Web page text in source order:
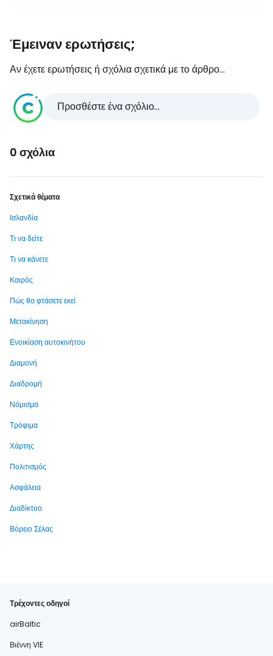
Έμειναν ερωτήσεις;
Αν έχετε ερωτήσεις ή σχόλια σχετικά με το άρθρο...
Προσθέστε ένα σχόλιο...
0 σχόλια
Σχετικά θέματα
Ισλανδία
Τι να δείτε
Τι να κάνετε
Καιρός
Πώς θα φτάσετε εκεί
Μετακίνηση
Ενοικίαση αυτοκινήτου
Διαμονή
Διαδρομή
Νόμισμα
Τρόφιμα
Χάρτης
Πολιτισμός
Ασφάλεια
Διαδίκτυο
Βόρειο Σέλας
Τρέχοντες οδηγοί
airBaltic
Βιέννη VIE